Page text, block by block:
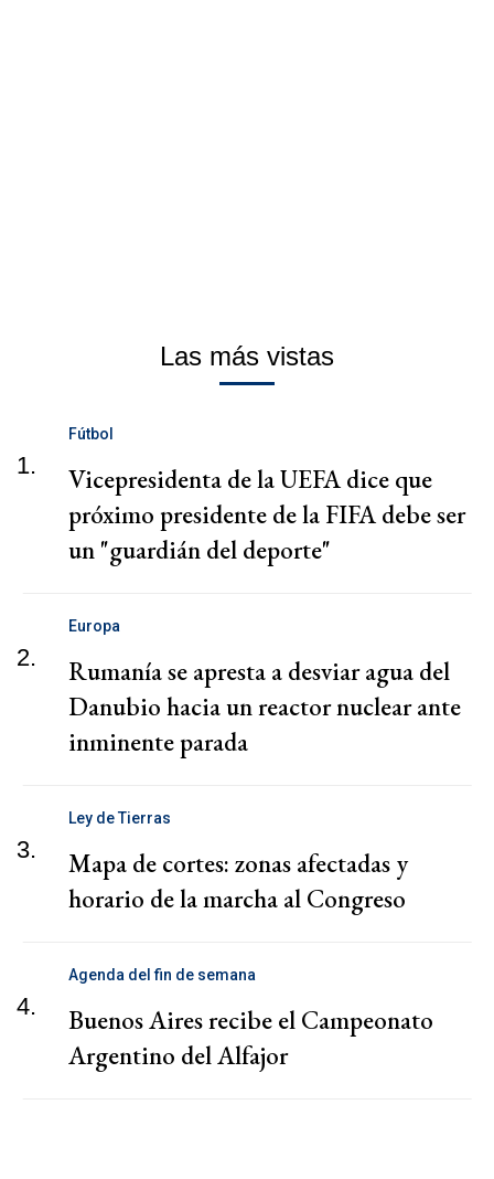
Las más vistas
1.
Fútbol
Vicepresidenta de la UEFA dice que
próximo presidente de la FIFA debe ser
un "guardián del deporte"
2.
Europa
Rumanía se apresta a desviar agua del
Danubio hacia un reactor nuclear ante
inminente parada
3.
Ley de Tierras
Mapa de cortes: zonas afectadas y
horario de la marcha al Congreso
4.
Agenda del fin de semana
Buenos Aires recibe el Campeonato
Argentino del Alfajor